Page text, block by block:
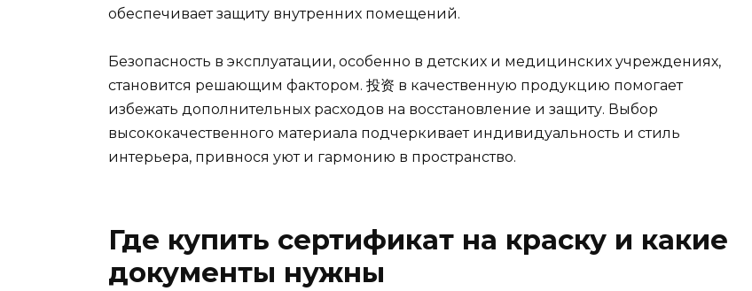
обеспечивает защиту внутренних помещений.
Безопасность в эксплуатации, особенно в детских и медицинских учреждениях,
становится решающим фактором. 投资 в качественную продукцию помогает
избежать дополнительных расходов на восстановление и защиту. Выбор
высококачественного материала подчеркивает индивидуальность и стиль
интерьера, привнося уют и гармонию в пространство.
Где купить сертификат на краску и какие
документы нужны